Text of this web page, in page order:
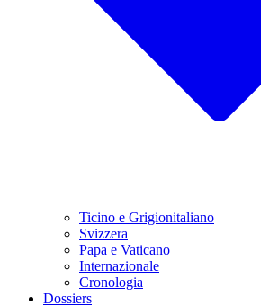
Ticino e Grigionitaliano
Svizzera
Papa e Vaticano
Internazionale
Cronologia
Dossiers